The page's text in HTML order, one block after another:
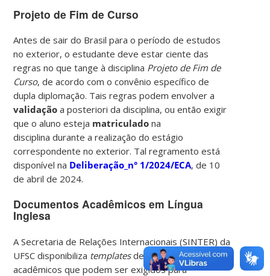
Projeto de Fim de Curso
Antes de sair do Brasil para o período de estudos
no exterior, o estudante deve estar ciente das
regras no que tange à disciplina Projeto de Fim de
Curso, de acordo com o convênio específico de
dupla diplomação. Tais regras podem envolver a
validação a posteriori da disciplina, ou então exigir
que o aluno esteja matriculado na
disciplina durante a realização do estágio
correspondente no exterior. Tal regramento está
disponível na Deliberação_n° 1/2024/ECA, de 10
de abril de 2024.
Documentos Acadêmicos em Língua
Inglesa
A Secretaria de Relações Internacionais (SINTER) da
UFSC disponibiliza templatesde documentos
acadêmicos que podem ser exigidos para